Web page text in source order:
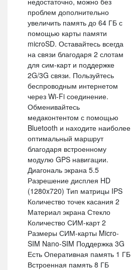
проблем дополнительно
увеличить память до 64 ГБ с
помощью карты памяти
microSD. Оставайтесь всегда
на связи благодаря 2 слотам
для сим-карт и поддержке
2G/3G связи. Пользуйтесь
беспроводным интернетом
через Wi-Fi соединение.
Обменивайтесь
медаконтентом с помощью
Bluetooth и находите наиболее
оптимальный маршрут
благодаря встроенному
модулю GPS навигации.
Диагональ экрана 5.5
Разрешение дисплея HD
(1280x720) Тип матрицы IPS
Количество точек касания 2
Материал экрана Стекло
Количество СИМ-карт 2
Размеры СИМ-карты Micro-
SIM Nano-SIM Поддержка 3G
Есть Оперативная память 1 ГБ
Встроенная память 8 ГБ